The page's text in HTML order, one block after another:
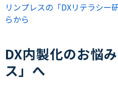
リンプレスの「DXリテラシー
らから
DX内製化のお悩
ス」へ